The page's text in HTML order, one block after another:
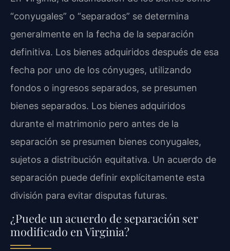
“conyugales” o “separados” se determina
generalmente en la fecha de la separación
definitiva. Los bienes adquiridos después de esa
fecha por uno de los cónyuges, utilizando
fondos o ingresos separados, se presumen
bienes separados. Los bienes adquiridos
durante el matrimonio pero antes de la
separación se presumen bienes conyugales,
sujetos a distribución equitativa. Un acuerdo de
separación puede definir explícitamente esta
división para evitar disputas futuras.
¿Puede un acuerdo de separación ser
modificado en Virginia?